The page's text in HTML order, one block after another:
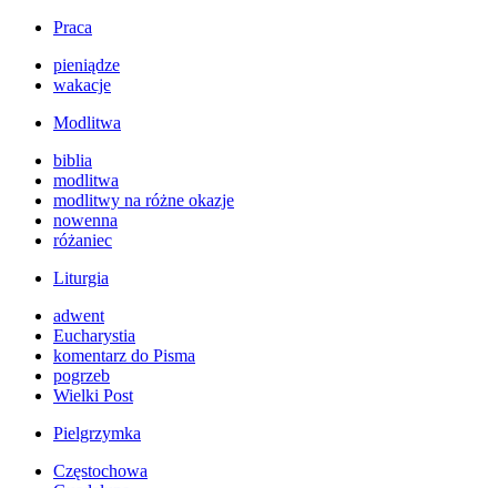
Praca
pieniądze
wakacje
Modlitwa
biblia
modlitwa
modlitwy na różne okazje
nowenna
różaniec
Liturgia
adwent
Eucharystia
komentarz do Pisma
pogrzeb
Wielki Post
Pielgrzymka
Częstochowa